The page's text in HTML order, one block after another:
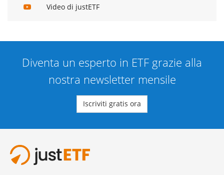
Video di justETF
Diventa un esperto in ETF grazie alla
nostra newsletter mensile
Iscriviti gratis ora